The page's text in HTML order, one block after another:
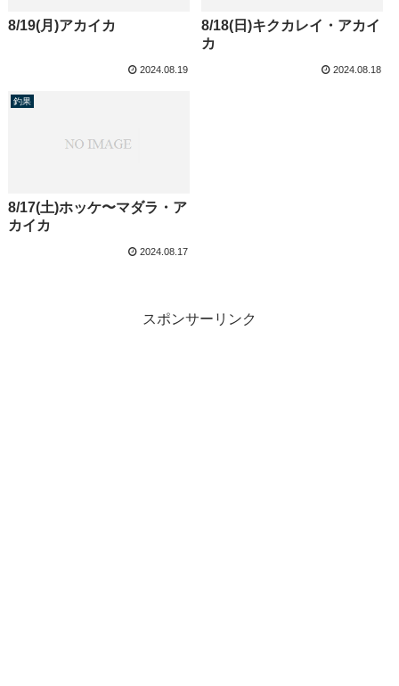
8/19(月)アカイカ
2024.08.19
8/18(日)キクカレイ・アカイ
カ
2024.08.18
釣果
8/17(土)ホッケ〜マダラ・ア
カイカ
2024.08.17
スポンサーリンク